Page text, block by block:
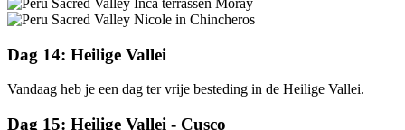
Dag 14: Heilige Vallei
Vandaag heb je een dag ter vrije besteding in de Heilige Vallei.
Dag 15: Heilige Vallei - Cusco